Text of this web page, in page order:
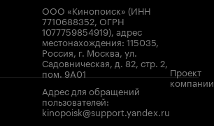
ООО «Кинопоиск» (ИНН
7710688352, ОГРН
1077759854919), адрес
местонахождения: 115035,
Россия, г. Москва, ул.
Садовническая, д. 82, стр. 2,
пом. 9А01
Адрес для обращений
пользователей:
kinopoisk@support.yandex.ru
Проект
компании